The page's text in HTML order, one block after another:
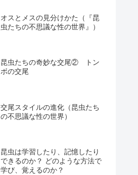
オスとメスの見分けかた（『昆
虫たちの不思議な性の世界』）
昆虫たちの奇妙な交尾② トン
ボの交尾
交尾スタイルの進化（昆虫たち
の不思議な性の世界）
昆虫は学習したり、記憶したり
できるのか？ どのような方法で
学び、覚えるのか？